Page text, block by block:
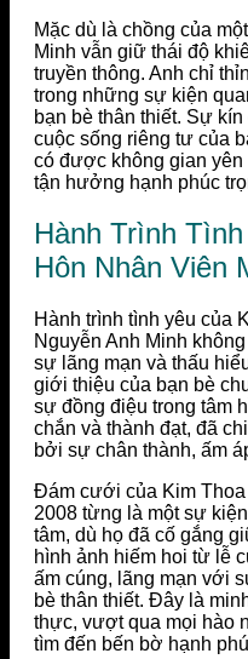
Mặc dù là chồng của
Minh vẫn giữ thái độ
truyền thông. Anh chỉ
trong những sự kiện
bạn bè thân thiết. Sự
cuộc sống riêng tư của
có được không gian yên
tận hưởng hạnh phúc
Hành Trình
Hôn Nhân Viên
Hành trình tình yêu của
Nguyễn Anh Minh
sự lãng mạn và thấu
giới thiệu của bạn bè
sự đồng điệu trong tâm
chắn và thành đạt, đã
bởi sự chân thành, ấm
Đám cưới của Kim Thoa
2008 từng là một sự
tâm, dù họ đã cố gắng
hình ảnh hiếm hoi từ lễ
ấm cúng, lãng mạn với
bè thân thiết. Đây là
thực, vượt qua mọi hào
tìm đến bến bờ hạnh